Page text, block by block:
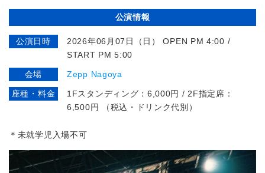
公演情報
公演日時
2026年06月07日（日） OPEN PM 4:00 /
START PM 5:00
会場 Zepp Nagoya
座種・料金
1Fスタンディング：6,000円 / 2F指定席：
6,500円 （税込・ドリンク代別）
＊未就学児入場不可